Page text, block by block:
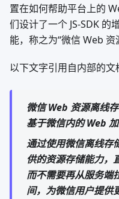
置在如何帮助平台上的
们设计了一个 JS-SDK 的
能，称之为“微信 Web 资
以下文字引用自内部的文
微信 Web 资源离线
基于微信内的 Web 加
通过使用微信离线存
供的资源存储能力，
而不需要再从服务端
间，为微信用户提供